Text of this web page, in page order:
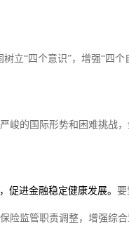
树立“四个意识”，增强“四
峻的国际形势和困难挑战
促进金融稳定健康发展。 要
险监管职责调整，增强综